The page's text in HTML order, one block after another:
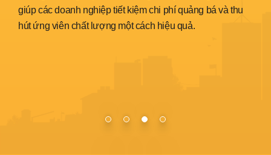
giúp các doanh nghiệp tiết kiệm chi phí quảng bá và thu
hút ứng viên chất lượng một cách hiệu quả.